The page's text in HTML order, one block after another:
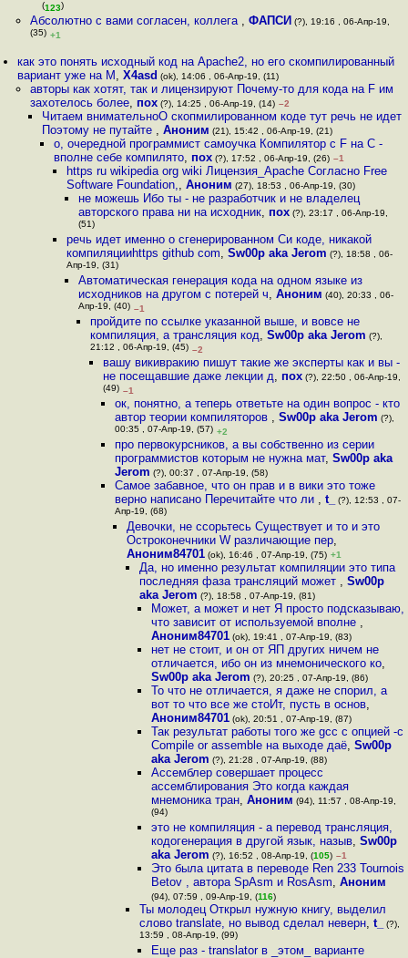
(123)
Абсолютно с вами согласен, коллега , ФАПСИ (?), 19:16 , 06-Апр-19,
(35) +1
как это понять исходный код на Apache2, но его скомпилированный
вариант уже на M ,X4asd (ok), 14:06 , 06-Апр-19, (11)
авторы как хотят, так и лицензируют Почему-то для кода на F им
захотелось более, пох(?), 14:25 , 06-Апр-19, (14) –2
Читаем внимательноО скопмилированном коде тут речь не идет
Поэтому не путайте , Аноним (21), 15:42 , 06-Апр-19, (21)
о, очередной программист самоучка Компилятор с F на C -
вполне себе компилято, пох (?), 17:52 , 06-Апр-19, (26) –1
https ru wikipedia org wiki Лицензия_Apache Согласно Free
Software Foundation,, Аноним (27), 18:53 , 06-Апр-19, (30)
не можешь Ибо ты - не разработчик и не владелец
авторского права ни на исходник, пох(?), 23:17 , 06-Апр-19,
(51)
речь идет именно о сгенерированном Си коде, никакой
компиляцииhttps github com, Sw00p aka Jerom (?), 18:58 , 06-
Апр-19, (31)
Автоматическая генерация кода на одном языке из
исходников на другом с потерей ч, Аноним (40), 20:33 , 06-
Апр-19, (40) –1
пройдите по ссылке указанной выше, и вовсе не
компиляция, а трансляция код,Sw00p aka Jerom (?),
21:12 , 06-Апр-19, (45) –2
вашу викивракию пишут такие же эксперты как и вы -
не посещавшие даже лекции д, пох(?), 22:50 , 06-Апр-19,
(49) –1
ок, понятно, а теперь ответьте на один вопрос - кто
автор теории компиляторов , Sw00p aka Jerom (?),
00:35 , 07-Апр-19, (57) +2
про первокурсников, а вы собственно из серии
программистов которым не нужна мат, Sw00p aka
Jerom (?), 00:37 , 07-Апр-19, (58)
Самое забавное, что он прав и в вики это тоже
верно написано Перечитайте что ли , t_ (?), 12:53 , 07-
Апр-19, (68)
Девочки, не ссорьтесь Cуществует и то и это
Остроконечники W различающие пер,
Аноним84701 (ok), 16:46 , 07-Апр-19, (75) +1
Да, но именно результат компиляции это типа
последняя фаза трансляций может , Sw00p
aka Jerom (?), 18:58 , 07-Апр-19, (81)
Может, а может и нет Я просто подсказываю,
что зависит от используемой вполне ,
Аноним84701(ok), 19:41 , 07-Апр-19, (83)
нет не стоит, и он от ЯП других ничем не
отличается, ибо он из мнемонического ко,
Sw00p aka Jerom (?), 20:25 , 07-Апр-19, (86)
То что не отличается, я даже не спорил, а
вот то что все же стоИт, пусть в основ,
Аноним84701(ok), 20:51 , 07-Апр-19, (87)
Так результат работы того же gcc с опцией -c
Compile or assemble на выходе даё, Sw00p
aka Jerom (?), 21:28 , 07-Апр-19, (88)
Ассемблер совершает процесс
ассемблирования Это когда каждая
мнемоника тран, Аноним (94), 11:57 , 08-Апр-19,
(94)
это не компиляция - а перевод трансляция,
кодогенерация в другой язык, назыв, Sw00p
aka Jerom (?), 16:52 , 08-Апр-19, (105) –1
Это была цитата в переводе Ren 233 Tournois
Betov , автора SpAsm и RosAsm, Аноним
(94), 07:59 , 09-Апр-19, (116)
Ты молодец Открыл нужную книгу, выделил
слово translate, но вывод сделал неверн, t_ (?),
13:59 , 08-Апр-19, (99)
Еще раз - translator в _этом_ варианте